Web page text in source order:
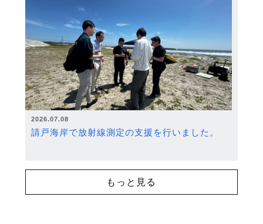
2026.07.08
請戸海岸で放射線測定の支援を行いました。
もっと見る